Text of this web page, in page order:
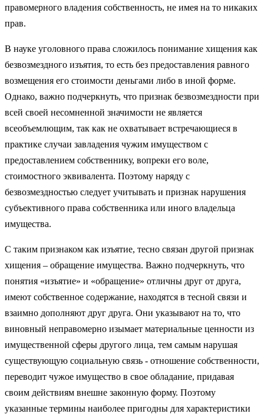
правомерного владения собственность, не имея на то никаких
прав.
В науке уголовного права сложилось понимание хищения как
безвозмездного изъятия, то есть без предоставления равного
возмещения его стоимости деньгами либо в иной форме.
Однако, важно подчеркнуть, что признак безвозмездности при
всей своей несомненной значимости не является
всеобъемлющим, так как не охватывает встречающиеся в
практике случаи завладения чужим имуществом с
предоставлением собственнику, вопреки его воле,
стоимостного эквивалента. Поэтому наряду с
безвозмездностью следует учитывать и признак нарушения
субъективного права собственника или иного владельца
имущества.
С таким признаком как изъятие, тесно связан другой признак
хищения – обращение имущества. Важно подчеркнуть, что
понятия «изъятие» и «обращение» отличны друг от друга,
имеют собственное содержание, находятся в тесной связи и
взаимно дополняют друг друга. Они указывают на то, что
виновный неправомерно изымает материальные ценности из
имущественной сферы другого лица, тем самым нарушая
существующую социальную связь - отношение собственности,
переводит чужое имущество в свое обладание, придавая
своим действиям внешне законную форму. Поэтому
указанные термины наиболее пригодны для характеристики